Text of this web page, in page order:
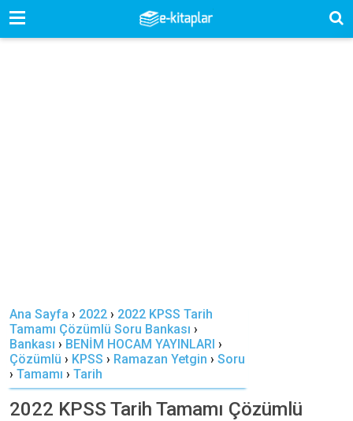
-->
Ana Sayfa › 2022 › 2022 KPSS Tarih
Tamamı Çözümlü Soru Bankası ›
Bankası › BENİM HOCAM YAYINLARI ›
Çözümlü › KPSS › Ramazan Yetgin › Soru
› Tamamı › Tarih
2022 KPSS Tarih Tamamı Çözümlü